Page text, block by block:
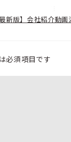
新版】会社紹介動
必須項目です